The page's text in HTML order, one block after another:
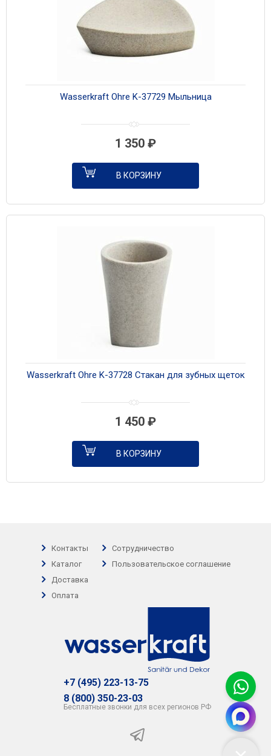
Wasserkraft Ohre K-37729 Мыльница
1 350 ₽
В КОРЗИНУ
Wasserkraft Ohre K-37728 Стакан для зубных щеток
1 450 ₽
В КОРЗИНУ
Контакты
Каталог
Доставка
Оплата
Сотрудничество
Пользовательское соглашение
+7 (495) 223-13-75
8 (800) 350-23-03
Бесплатные звонки для всех регионов РФ